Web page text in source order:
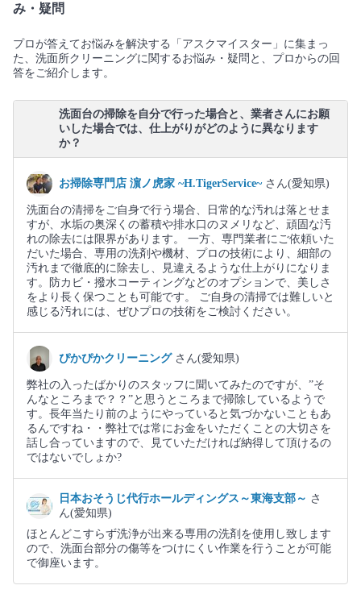
み・疑問
プロが答えてお悩みを解決する「アスクマイスター」に集まっ
た、洗面所クリーニングに関するお悩み・疑問と、プロからの回
答をご紹介します。
洗面台の掃除を自分で行った場合と、業者さんにお願
いした場合では、仕上がりがどのように異なります
か？
お掃除専門店 濵ノ虎家 ~H.TigerService~ さん(愛知県)
洗面台の清掃をご自身で行う場合、日常的な汚れは落とせま
すが、水垢の奥深くの蓄積や排水口のヌメリなど、頑固な汚
れの除去には限界があります。 一方、専門業者にご依頼いた
だいた場合、専用の洗剤や機材、プロの技術により、細部の
汚れまで徹底的に除去し、見違えるような仕上がりになりま
す。防カビ・撥水コーティングなどのオプションで、美しさ
をより長く保つことも可能です。 ご自身の清掃では難しいと
感じる汚れには、ぜひプロの技術をご検討ください。
ぴかぴかクリーニング さん(愛知県)
弊社の入ったばかりのスタッフに聞いてみたのですが、”そ
んなところまで？？”と思うところまで掃除しているようで
す。長年当たり前のようにやっていると気づかないこともあ
るんですね・・弊社では常にお金をいただくことの大切さを
話し合っていますので、見ていただければ納得して頂けるの
ではないでしょか?
日本おそうじ代行ホールディングス～東海支部～ さ
ん(愛知県)
ほとんどこすらず洗浄が出来る専用の洗剤を使用し致します
ので、洗面台部分の傷等をつけにくい作業を行うことが可能
で御座います。